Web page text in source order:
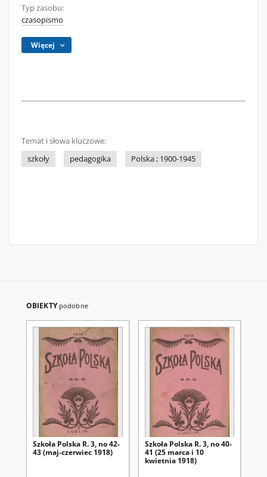
Typ zasobu:
czasopismo
Więcej
Temat i słowa kluczowe:
szkoły
pedagogika Polska ; 1900-1945
OBIEKTY podobne
Szkoła Polska R. 3, no 42-
43 (maj-czerwiec 1918)
Szkoła Polska R. 3, no 40-
41 (25 marca i 10
kwietnia 1918)